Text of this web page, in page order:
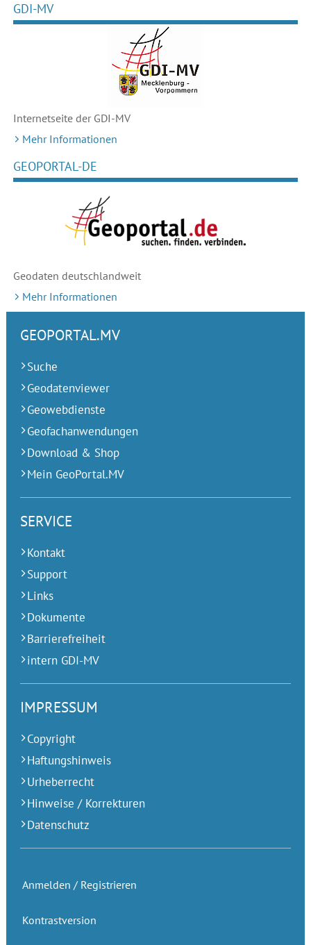
GDI-MV
Internetseite der GDI-MV
Mehr Informationen
GEOPORTAL-DE
Geodaten deutschlandweit
Mehr Informationen
GEOPORTAL.MV
Suche
Geodatenviewer
Geowebdienste
Geofachanwendungen
Download & Shop
Mein GeoPortal.MV
SERVICE
Kontakt
Support
Links
Dokumente
Barrierefreiheit
intern GDI-MV
IMPRESSUM
Copyright
Haftungshinweis
Urheberrecht
Hinweise / Korrekturen
Datenschutz
Anmelden / Registrieren
Kontrastversion